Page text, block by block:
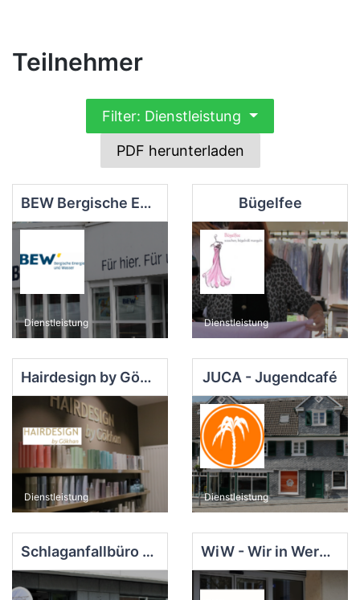
Teilnehmer
Filter: Dienstleistung
PDF herunterladen
BEW Bergische Energie- und Wasser GmbH
Dienstleistung
Bügelfee
Dienstleistung
Hairdesign by Gökhan / ehem. Istanbul
Dienstleistung
JUCA - Jugendcafé
Dienstleistung
Schlaganfallbüro Bergisch Land der SHG Schlaganfall Wk e.V. WiW - Wir in Wermelskirchen Marketing e.V.